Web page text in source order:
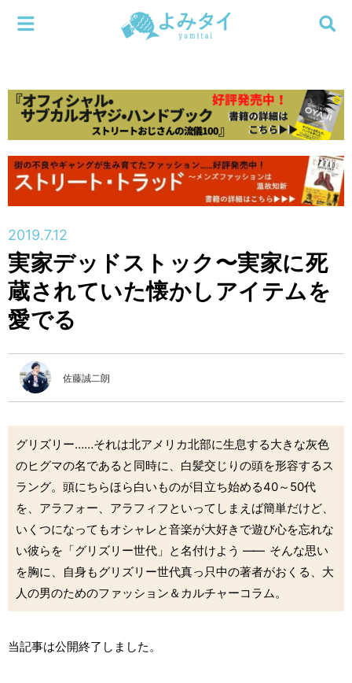
新着
連載
新刊
編集部
検索する
メニューを閉じる
2019.7.12
実家デッドストック〜実家に死
蔵されていた懐かしアイテムを
愛でる
佐藤誠二朗
グリズリー……それは北アメリカ北部に生息する大きな灰色
のヒグマの名であると同時に、白髪交じりの頭を形容するス
ラング。頭にちらほら白いものが目立ち始める40～50代
を、アラフォー、アラフィフといってしまえば簡単だけど、
いくつになってもオシャレと音楽が大好きで遊び心を忘れな
い彼らを「グリズリー世代」と名付けよう ―― そんな思い
を胸に、自身もグリズリー世代真っ只中の著者がおくる、大
人の男のためのファッション＆カルチャーコラム。
当記事は公開終了しました。